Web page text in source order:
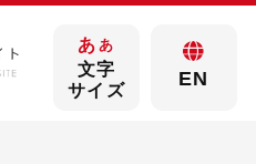
あ あ
文字
サイズ
EN